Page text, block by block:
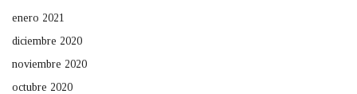
enero 2021
diciembre 2020
noviembre 2020
octubre 2020